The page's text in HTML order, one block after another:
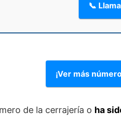
📞
¡Ver más
de la cerrajería o ha